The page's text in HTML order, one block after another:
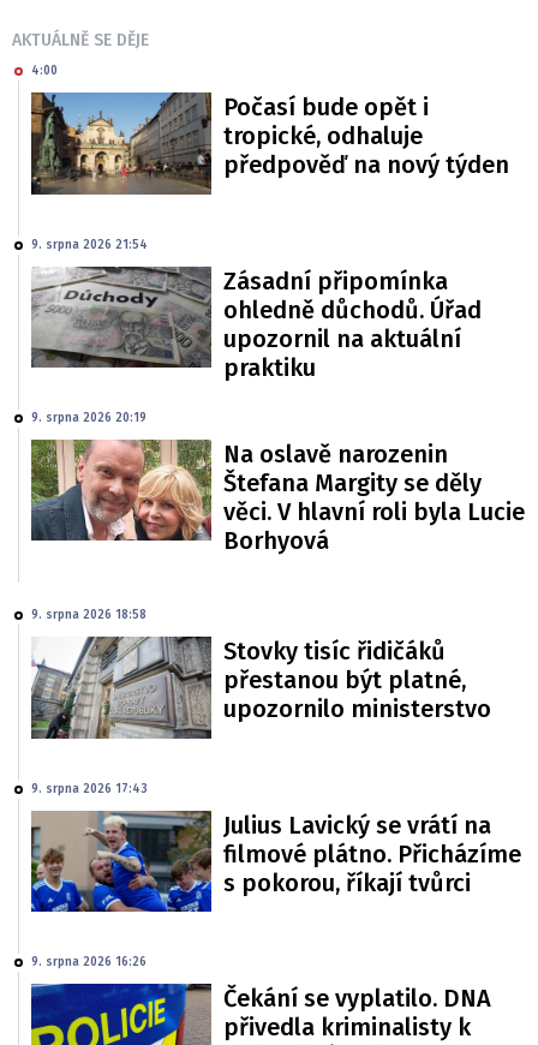
AKTUÁLNĚ SE DĚJE
4:00
Počasí bude opět i
tropické, odhaluje
předpověď na nový týden
9. srpna 2026 21:54
Zásadní připomínka
ohledně důchodů. Úřad
upozornil na aktuální
praktiku
9. srpna 2026 20:19
Na oslavě narozenin
Štefana Margity se děly
věci. V hlavní roli byla Lucie
Borhyová
9. srpna 2026 18:58
Stovky tisíc řidičáků
přestanou být platné,
upozornilo ministerstvo
9. srpna 2026 17:43
Julius Lavický se vrátí na
filmové plátno. Přicházíme
s pokorou, říkají tvůrci
9. srpna 2026 16:26
Čekání se vyplatilo. DNA
přivedla kriminalisty k